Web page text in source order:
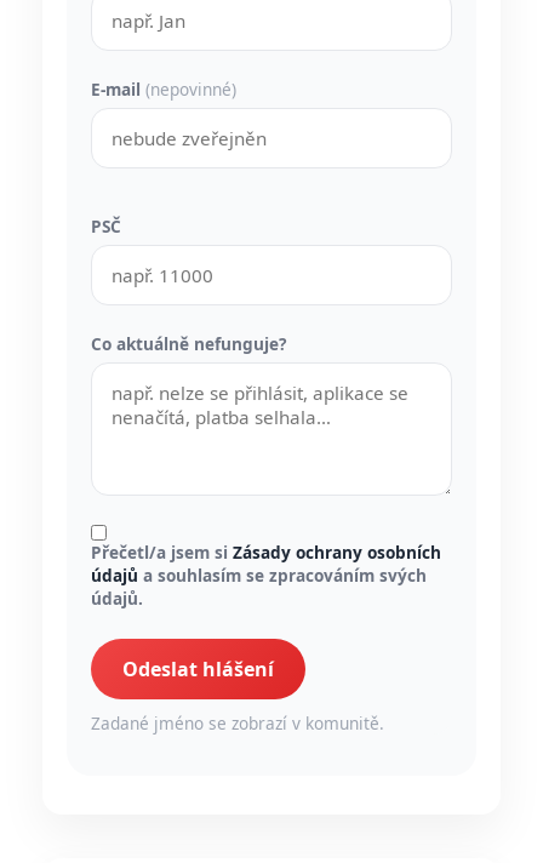
E-mail (nepovinné)
PSČ
Co aktuálně nefunguje?
Přečetl/a jsem si Zásady ochrany osobních
údajů a souhlasím se zpracováním svých
údajů.
Odeslat hlášení
Zadané jméno se zobrazí v komunitě.